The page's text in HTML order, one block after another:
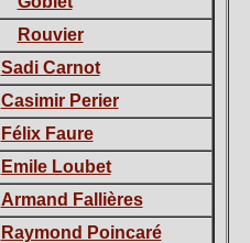
Rouvier
Sadi Carnot
Casimir Perier
Félix Faure
Emile Loubet
Armand Fallières
Raymond Poincaré